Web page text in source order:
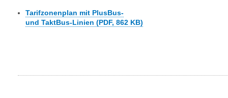
Tarifzonenplan mit PlusBus-
und TaktBus-Linien (PDF, 862 KB)